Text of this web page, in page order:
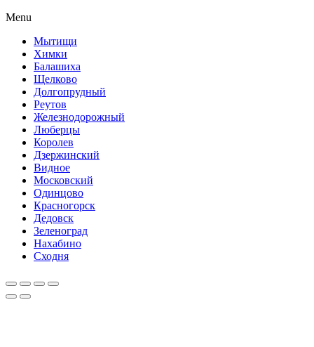
Menu
Мытищи
Химки
Балашиха
Щелково
Долгопрудный
Реутов
Железнодорожный
Люберцы
Королев
Дзержинский
Видное
Московский
Одинцово
Красногорск
Дедовск
Зеленоград
Нахабино
Сходня